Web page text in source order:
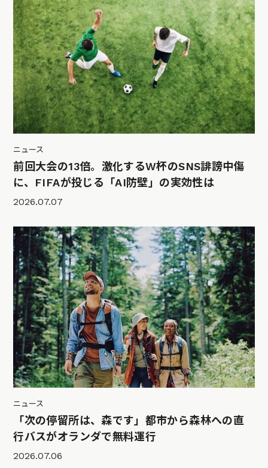
ニュース
前回大会の13倍。激化するW杯のSNS誹謗中傷
に、FIFAが投じる「AI防壁」の実効性は
2026.07.07
ニュース
「次の停留所は、森です」都市から森林への直
行バスがオランダで無料運行
2026.07.06